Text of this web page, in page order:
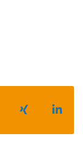
Facebook
Teilen auf XTeilen auf